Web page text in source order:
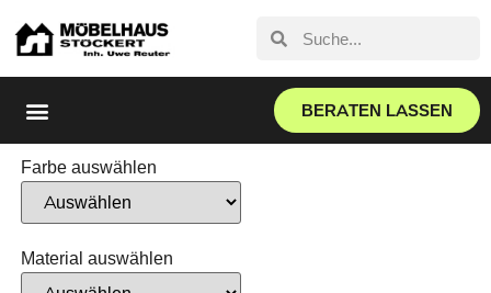
BERATEN LASSEN
Farbe auswählen
Material auswählen